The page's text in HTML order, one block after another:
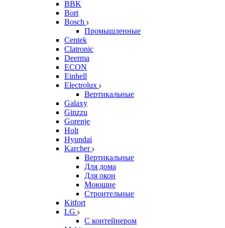
BBK
Bort
Bosch
Промышленные
Centek
Clatronic
Deerma
ECON
Einhell
Electrolux
Вертикальные
Galaxy
Ginzzu
Gorenje
Holt
Hyundai
Karcher
Вертикальные
Для дома
Для окон
Моющие
Строительные
Kitfort
LG
С контейнером